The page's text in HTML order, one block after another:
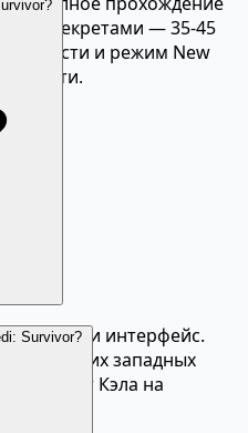
и секретами — 35-45
и режим New
и интерфейс.
и других западных
Кэла на
Survivor?